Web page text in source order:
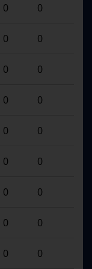
0 0
0 0
0 0
0 0
0 0
0 0
0 0
0 0
0 0